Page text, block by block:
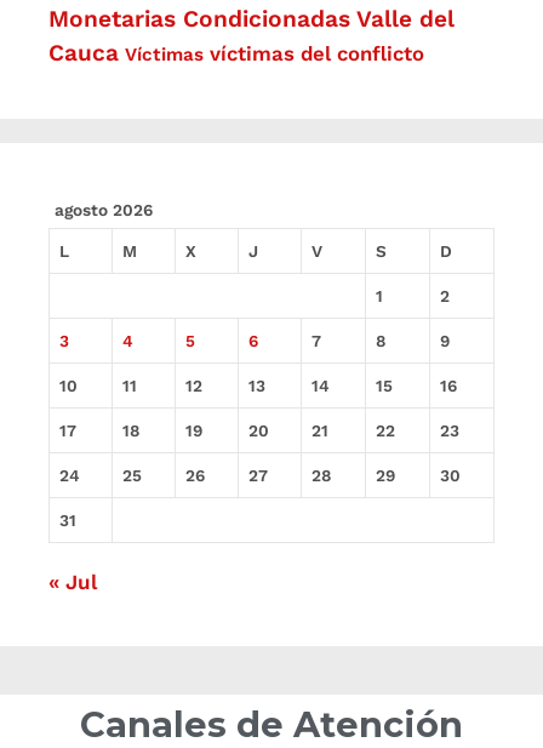
Monetarias Condicionadas Valle del
Cauca Víctimas víctimas del conflicto
agosto 2026
L M X J V S D
1 2
3 4 5 6 7 8 9
10 11 12 13 14 15 16
17 18 19 20 21 22 23
24 25 26 27 28 29 30
31
« Jul
Canales de Atención